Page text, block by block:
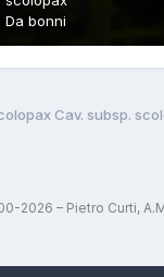
Da bonni
Cav. subsp.
2026 – Pietro Curti,